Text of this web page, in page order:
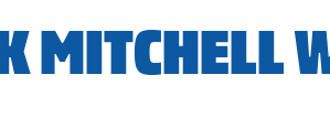
MITCHELL